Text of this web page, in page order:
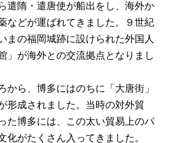
遣隋・遣唐使が船出をし、海外か
などが運ばれてきました。９世紀
まの福岡城跡に設けられた外国人
」が海外との交流拠点となりまし
から、博多にはのちに「大唐街」
形成されました。当時の対外貿
た博多には、この太い貿易上のパ
化がたくさん入ってきました。